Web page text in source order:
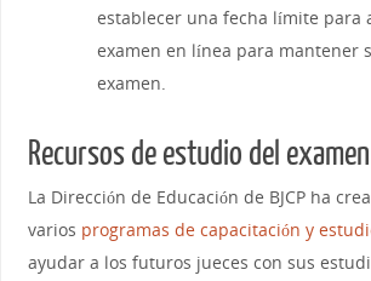
establecer una fecha límite para
examen en línea para mantener
examen.
Recursos de estudio del examen
La Dirección de Educación de BJCP ha
varios programas de capacitación y
ayudar a los futuros jueces con sus